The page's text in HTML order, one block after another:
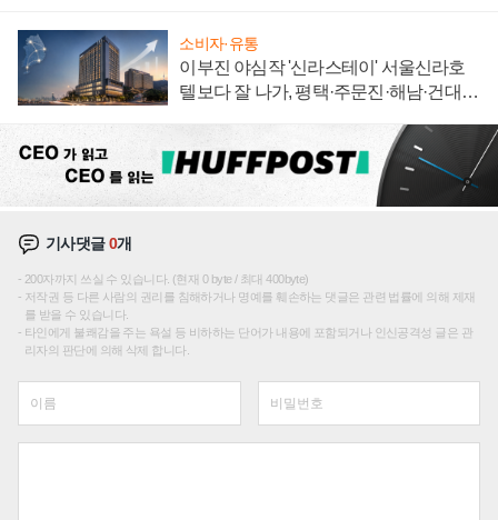
소비자·유통
이부진 야심작 '신라스테이' 서울신라호
텔보다 잘 나가, 평택·주문진·해남·건대로
기사댓글0개
200자까지 쓰실 수 있습니다. (현재 0 byte / 최대 400byte)
저작권 등 다른 사람의 권리를 침해하거나 명예를 훼손하는 댓글은 관련 법률에 의해 제재
를 받을 수 있습니다.
타인에게 불쾌감을 주는 욕설 등 비하하는 단어가 내용에 포함되거나 인신공격성 글은 관
리자의 판단에 의해 삭제 합니다.